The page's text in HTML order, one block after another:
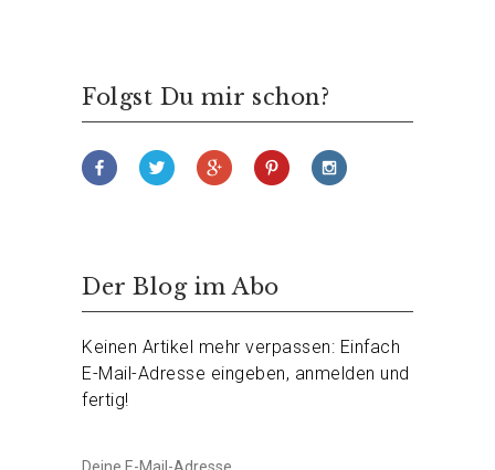
Folgst Du mir schon?
Der Blog im Abo
Keinen Artikel mehr verpassen: Einfach
E-Mail-Adresse eingeben, anmelden und
fertig!
Deine